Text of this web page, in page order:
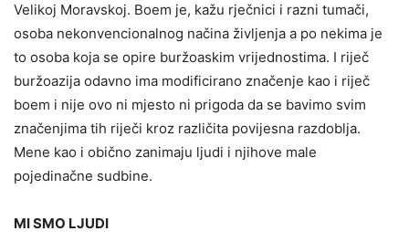
Velikoj Moravskoj. Boem je, kažu rječnici i razni tumači,
osoba nekonvencionalnog načina življenja a po nekima je
to osoba koja se opire buržoaskim vrijednostima. I riječ
buržoazija odavno ima modificirano značenje kao i riječ
boem i nije ovo ni mjesto ni prigoda da se bavimo svim
značenjima tih riječi kroz različita povijesna razdoblja.
Mene kao i obično zanimaju ljudi i njihove male
pojedinačne sudbine.
MI SMO LJUDI